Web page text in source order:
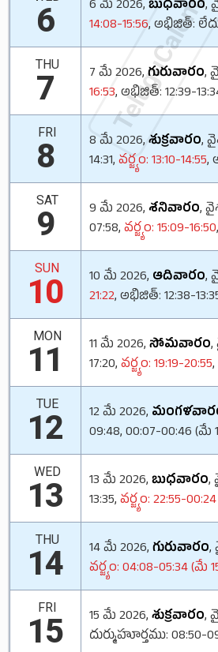
6 6 మే 2026, బుధవారం,
14:08-15:56, అభిజిత్:
THU
7 7 మే 2026,గురువారం,
16:53, అభిజిత్: 12:39-
FRI
8 8 మే 2026, శుక్రవారం,
14:31, వర్జ్యం: 13:10-14:55,
SAT
9 9 మే 2026, శనివారం,
07:58, వర్జ్యం: 15:09-16:50
SUN
10 10 మే 2026, ఆదివారం,
21:22, అభిజిత్: 12:38-
MON
11 11 మే 2026, సోమవారం,
17:20, వర్జ్యం: 19:19-20:55
TUE
12 12 మే 2026,
09:48, 00:07-00:46 (మే
WED
13 13 మే 2026, బుధవారం,
13:35, వర్జ్యం: 22:55-
THU
14 14 మే 2026, గురువారం,
వర్జ్యం: 04:08-05:34 (మే
FRI
15 15 మే 2026, శుక్రవారం,
దుర్ముహూర్తము: 08:50-